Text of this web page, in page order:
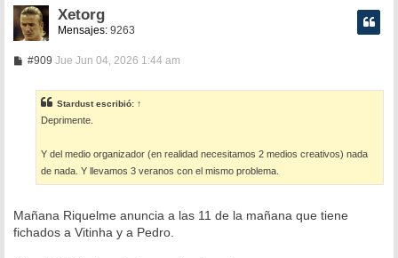
Xetorg
Mensajes: 9263
#909M
s
a
j
Jue Jun 04, 2026 1:44 am
Stardustescribió: ↑
Deprimente.
Y del medio organizador (en realidad necesitamos 2 medios creativos) nada
de nada. Y llevamos 3 veranos con el mismo problema.
Mañana Riquelme anuncia a las 11 de la mañana que tiene
fichados a Vitinha y a Pedro.